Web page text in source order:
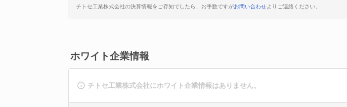
チトセ工業株式会社の決算情報をご存知でしたら、お手数ですがお問い合わせよりご連絡ください。
ホワイト企業情報
チトセ工業株式会社にホワイト企業情報はありません。